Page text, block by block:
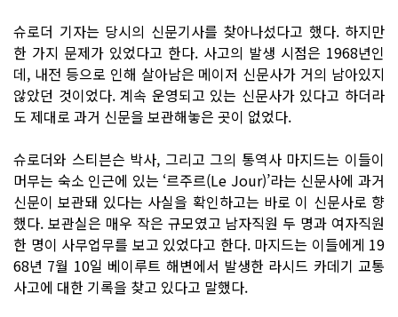
슈로더 기자는 당시의 신문기사를 찾아나섰다고 했다. 하지만
한 가지 문제가 있었다고 한다. 사고의 발생 시점은 1968년인
데, 내전 등으로 인해 살아남은 메이저 신문사가 거의 남아있지
않았던 것이었다. 계속 운영되고 있는 신문사가 있다고 하더라
도 제대로 과거 신문을 보관해놓은 곳이 없었다.
슈로더와 스티븐슨 박사, 그리고 그의 통역사 마지드는 이들이
머무는 숙소 인근에 있는 ‘르주르(Le Jour)’라는 신문사에 과거
신문이 보관돼 있다는 사실을 확인하고는 바로 이 신문사로 향
했다. 보관실은 매우 작은 규모였고 남자직원 두 명과 여자직원
한 명이 사무업무를 보고 있었다고 한다. 마지드는 이들에게 19
68년 7월 10일 베이루트 해변에서 발생한 라시드 카데기 교통
사고에 대한 기록을 찾고 있다고 말했다.